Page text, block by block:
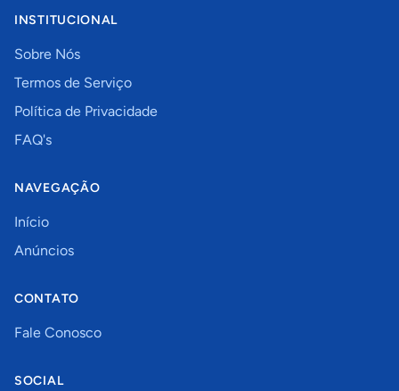
INSTITUCIONAL
Sobre Nós
Termos de Serviço
Política de Privacidade
FAQ's
NAVEGAÇÃO
Início
Anúncios
CONTATO
Fale Conosco
SOCIAL